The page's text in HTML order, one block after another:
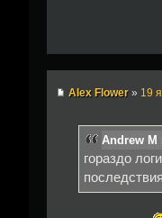
Alex Flower » 19
Andrew M
гораздо